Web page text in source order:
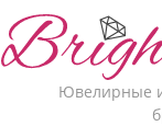
Ювелирные